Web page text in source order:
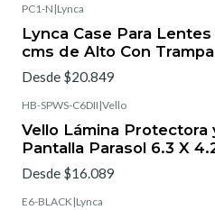
PC1-N |Lynca
Lynca Case Para
cms de Alto Con
Desde $20.849
HB-SPWS-C6DII |Vello
Vello Lámina
Pantalla Parasol 6.3 X
Desde $16.089
E6-BLACK|Lynca